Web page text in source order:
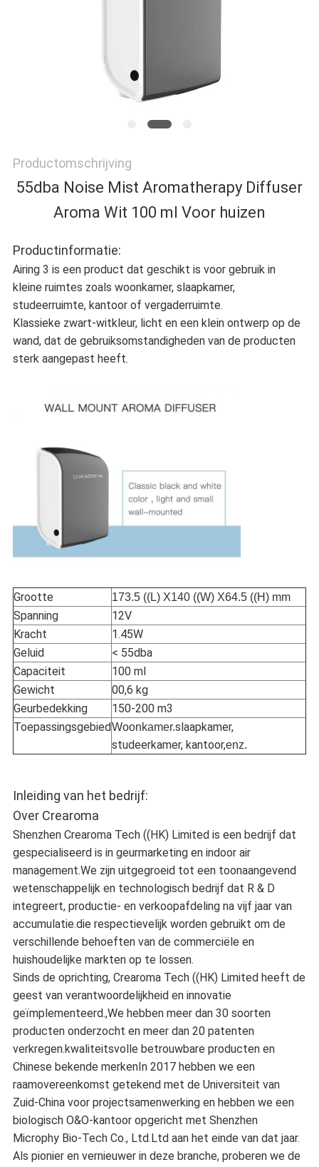
PRIVACYBELEID
Productomschrijving
55dba Noise Mist Aromatherapy Diffuser
Aroma Wit 100 ml Voor huizen
Productinformatie:
Airing 3 is een product dat geschikt is voor gebruik in
kleine ruimtes zoals woonkamer, slaapkamer,
studeerruimte, kantoor of vergaderruimte.
Klassieke zwart-witkleur, licht en een klein ontwerp op de
wand, dat de gebruiksomstandigheden van de producten
sterk aangepast heeft.
Grootte 173.5 ((L) X140 ((W) X64.5 ((H) mm
Spanning
12V
Kracht
1.45W
Geluid
< 55dba
Capaciteit
100 ml
Gewicht
00,6 kg
Geurbedekking
150-200 m3
ToepassingsgebiedWoonkamer.slaapkamer,
studeerkamer, kantoor,enz.
Inleiding van het bedrijf:
Over Crearoma
Shenzhen Crearoma Tech ((HK) Limited is een bedrijf dat
gespecialiseerd is in geurmarketing en indoor air
management.We zijn uitgegroeid tot een toonaangevend
wetenschappelijk en technologisch bedrijf dat R & D
integreert, productie- en verkoopafdeling na vijf jaar van
accumulatie.die respectievelijk worden gebruikt om de
verschillende behoeften van de commerciële en
huishoudelijke markten op te lossen.
Sinds de oprichting, Crearoma Tech ((HK) Limited heeft de
geest van verantwoordelijkheid en innovatie
geïmplementeerd.,We hebben meer dan 30 soorten
producten onderzocht en meer dan 20 patenten
verkregen.kwaliteitsvolle betrouwbare producten en
Chinese bekende merkenIn 2017 hebben we een
raamovereenkomst getekend met de Universiteit van
Zuid-China voor projectsamenwerking en hebben we een
biologisch O&O-kantoor opgericht met Shenzhen
Microphy Bio-Tech Co., Ltd.Ltd aan het einde van dat jaar.
Als pionier en vernieuwer in deze branche, proberen we de